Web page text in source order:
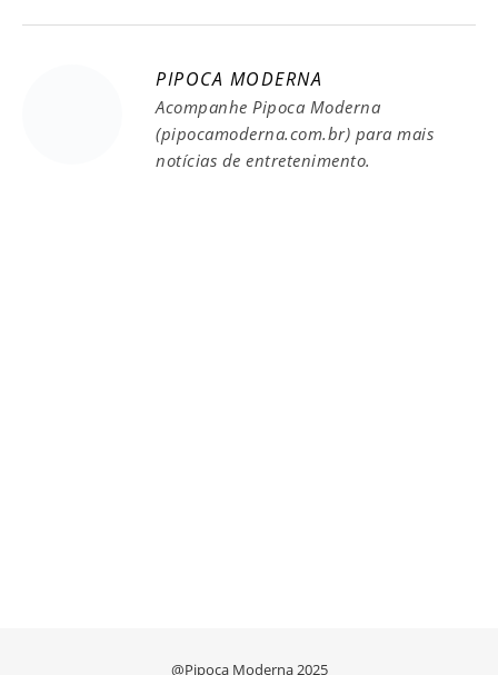
PIPOCA MODERNA
Acompanhe Pipoca Moderna
(pipocamoderna.com.br) para mais
notícias de entretenimento.
@Pipoca Moderna 2025